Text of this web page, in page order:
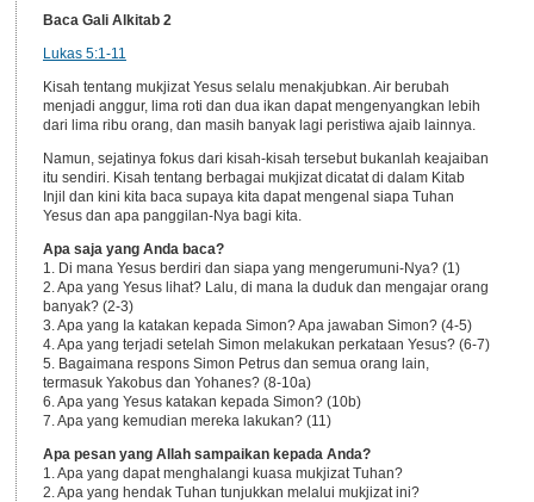
Baca Gali Alkitab 2
Lukas 5:1-11
Kisah tentang mukjizat Yesus selalu menakjubkan. Air berubah
menjadi anggur, lima roti dan dua ikan dapat mengenyangkan lebih
dari lima ribu orang, dan masih banyak lagi peristiwa ajaib lainnya.
Namun, sejatinya fokus dari kisah-kisah tersebut bukanlah keajaiban
itu sendiri. Kisah tentang berbagai mukjizat dicatat di dalam Kitab
Injil dan kini kita baca supaya kita dapat mengenal siapa Tuhan
Yesus dan apa panggilan-Nya bagi kita.
Apa saja yang Anda baca?
1. Di mana Yesus berdiri dan siapa yang mengerumuni-Nya? (1)
2. Apa yang Yesus lihat? Lalu, di mana Ia duduk dan mengajar orang
banyak? (2-3)
3. Apa yang Ia katakan kepada Simon? Apa jawaban Simon? (4-5)
4. Apa yang terjadi setelah Simon melakukan perkataan Yesus? (6-7)
5. Bagaimana respons Simon Petrus dan semua orang lain,
termasuk Yakobus dan Yohanes? (8-10a)
6. Apa yang Yesus katakan kepada Simon? (10b)
7. Apa yang kemudian mereka lakukan? (11)
Apa pesan yang Allah sampaikan kepada Anda?
1. Apa yang dapat menghalangi kuasa mukjizat Tuhan?
2. Apa yang hendak Tuhan tunjukkan melalui mukjizat ini?